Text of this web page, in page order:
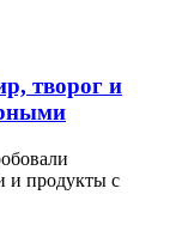
творог и
и продукты с